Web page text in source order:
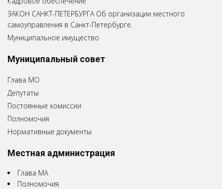
ЗАКОН САНКТ-ПЕТЕРБУРГА Об организации местного
самоуправления в Санкт-Петербурге.
Муниципальное имущество
Муниципальный совет
Глава МО
Депутаты
Постоянные комиссии
Полномочия
Нормативные документы
Местная администрация
Глава МА
Полномочия